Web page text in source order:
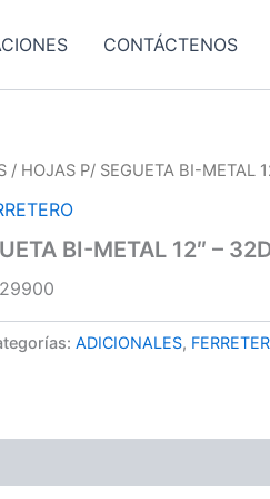
CONTÁCTENOS
/ HOJAS P/ SEGUETA BI-METAL
BI-METAL 12″ –
ADICIONALES,